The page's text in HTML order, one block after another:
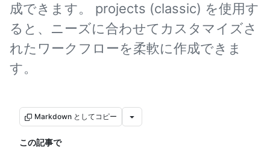
成できます。 projects (classic) を使用す
ると、ニーズに合わせてカスタマイズさ
れたワークフローを柔軟に作成できま
す。
Markdown としてコピー
この記事で